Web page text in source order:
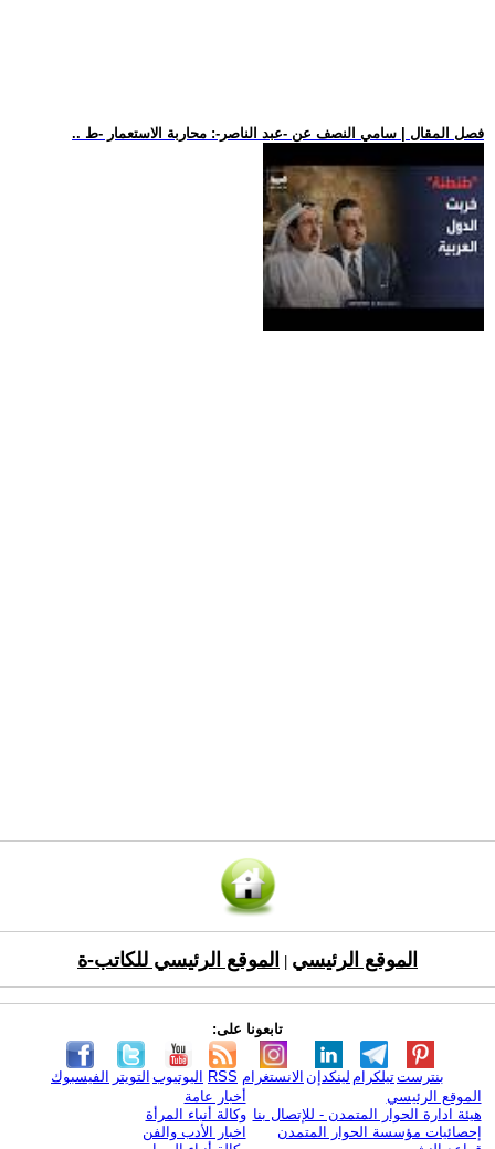
.. فصل المقال | سامي النصف عن -عبد الناصر-: محاربة الاستعمار -ط
الموقع الرئيسي الموقع الرئيسي للكاتب-ة
تابعونا على:
الفيسبوك التويتر اليوتيوب RSS الانستغرام لينكدإن تيلكرامبنترست
الموقع الرئيسي
هيئة ادارة الحوار المتمدن - للإتصال بنا
إحصائيات مؤسسة الحوار المتمدن
أخبار عامة
وكالة أنباء المرأة
اخبار الأدب والفن